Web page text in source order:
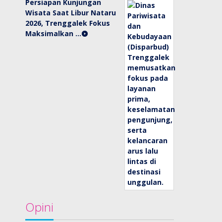
Persiapan Kunjungan
Wisata Saat Libur Nataru
2026, Trenggalek Fokus
Maksimalkan …
Opini